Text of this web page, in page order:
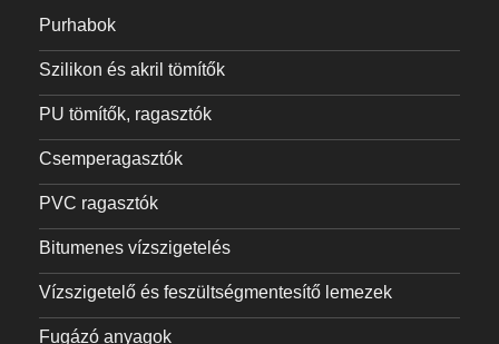
Purhabok
Szilikon és akril tömítők
PU tömítők, ragasztók
Csemperagasztók
PVC ragasztók
Bitumenes vízszigetelés
Vízszigetelő és feszültségmentesítő lemezek
Fugázó anyagok